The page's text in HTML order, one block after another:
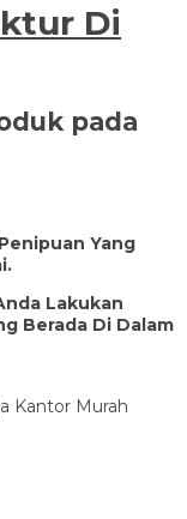
Di
pada
Yang
Lakukan
Berada Di Dalam
Kantor Murah